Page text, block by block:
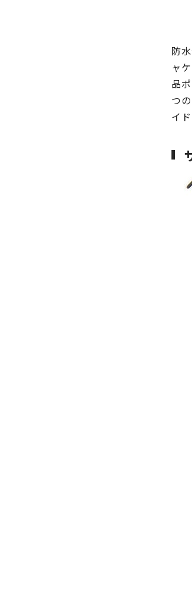
防
ャ
品
つ
イ